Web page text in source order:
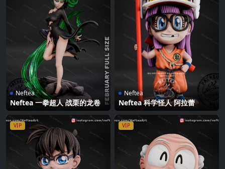
Neftea
Neftea 一拳超人 战栗的龙卷
Neftea
Neftea 科学怪人 阿拉蕾
VIP VIP